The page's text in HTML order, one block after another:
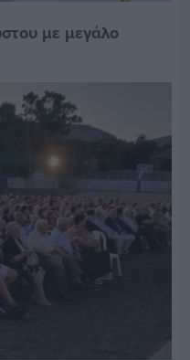
με μεγάλο